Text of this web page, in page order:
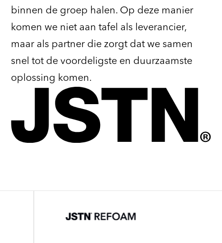
binnen de groep halen. Op deze manier
komen we niet aan tafel als leverancier,
maar als partner die zorgt dat we samen
snel tot de voordeligste en duurzaamste
oplossing komen.